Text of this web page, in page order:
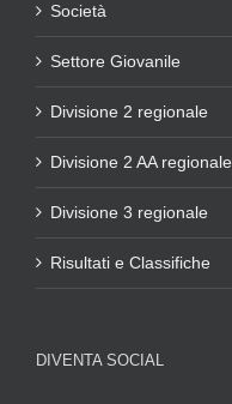
Società
Settore Giovanile
Divisione 2 regionale
Divisione 2 AA regionale
Divisione 3 regionale
Risultati e Classifiche
DIVENTA SOCIAL